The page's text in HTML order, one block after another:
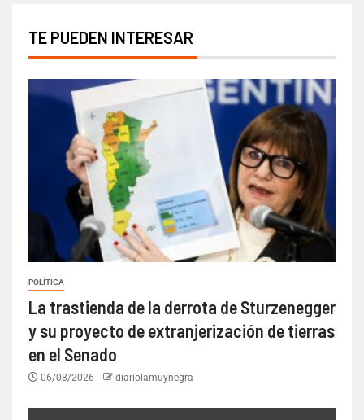
TE PUEDEN INTERESAR
POLÍTICA
La trastienda de la derrota de Sturzenegger
y su proyecto de extranjerización de tierras
en el Senado
06/08/2026 diariolamuynegra